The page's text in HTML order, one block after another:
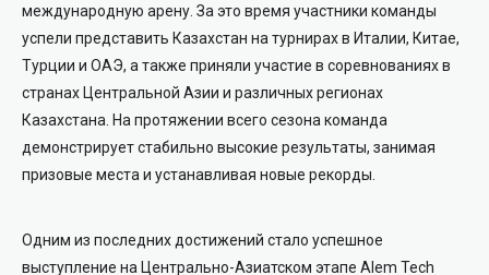
международную арену. За это время участники команды
успели представить Казахстан на турнирах в Италии, Китае,
Турции и ОАЭ, а также приняли участие в соревнованиях в
странах Центральной Азии и различных регионах
Казахстана. На протяжении всего сезона команда
демонстрирует стабильно высокие результаты, занимая
призовые места и устанавливая новые рекорды.
Одним из последних достижений стало успешное
выступление на Центрально-Азиатском этапе Alem Tech